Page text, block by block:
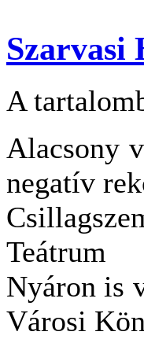
Szarvasi
A
Alacsony
negatív
Teátrum
Nyáron is
Városi